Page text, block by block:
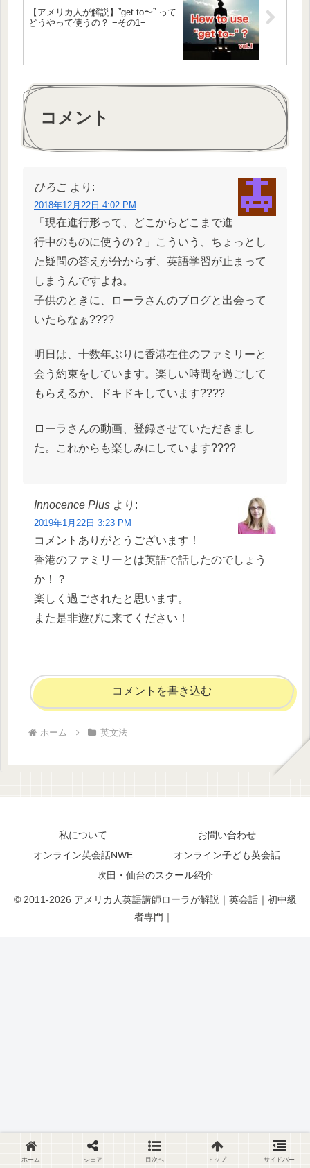
【アメリカ人が解説】”get to〜” って
どうやって使うの？ −その1−
コメント
ひろこ より:
2018年12月22日 4:02 PM
「現在進行形って、どこからどこまで進
行中のものに使うの？」こういう、ちょっとし
た疑問の答えが分からず、英語学習が止まって
しまうんですよね。
子供のときに、ローラさんのブログと出会って
いたらなぁ????
明日は、十数年ぶりに香港在住のファミリーと
会う約束をしています。楽しい時間を過ごして
もらえるか、ドキドキしています????
ローラさんの動画、登録させていただきまし
た。これからも楽しみにしています????
Innocence Plus より:
2019年1月22日 3:23 PM
コメントありがとうございます！
香港のファミリーとは英語で話したのでしょう
か！？
楽しく過ごされたと思います。
また是非遊びに来てください！
コメントを書き込む
ホーム 英文法
私について
お問い合わせ
オンライン英会話NWE
オンライン子ども英会話
吹田・仙台のスクール紹介
© 2011-2026 アメリカ人英語講師ローラが解説｜英会話｜初中級
者専門｜.
ホーム シェア 目次へ トップ サイドバー